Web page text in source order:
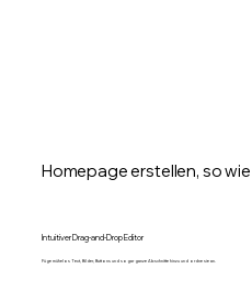
Homepage erstellen, so
Intuitiver Drag-and-Drop Editor
Füge mühelos Text, Bilder, Buttons und sogar ganze Abschnitte hinzu und ordne sie an.